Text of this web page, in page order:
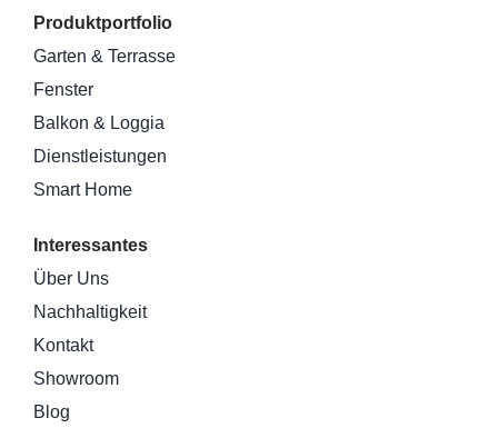
Produktportfolio
Garten & Terrasse
Fenster
Balkon & Loggia
Dienstleistungen
Smart Home
Interessantes
Über Uns
Nachhaltigkeit
Kontakt
Showroom
Blog